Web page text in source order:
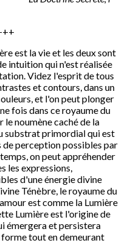
est la vie et les deux sont
intuition qui n'est réalisée
Videz l'esprit de tous
et contours, dans un
et l'on peut plonger
fois dans ce royaume du
noumène caché de la
substrat primordial qui est
perception possibles par
on peut appréhender
les expressions,
d'une énergie divine
Ténèbre, le royaume du
est comme la Lumière
Lumière est l'origine de
émergera et persistera
tout en demeurant